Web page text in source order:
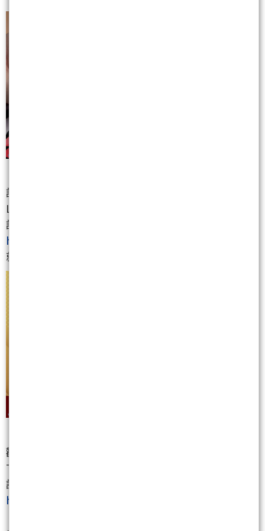
請加【非凡贏家】LINE@好友
LINE ID: @good58899
請透過以下連結將我們加入好友
https://lin.ee/TiGX9qQ
就能掌握飆股的即時訊息！
歡迎加【非凡贏家】
Telegram：@ntu899
請點擊以下連結加入官方頻道
https://t.me/ntu899